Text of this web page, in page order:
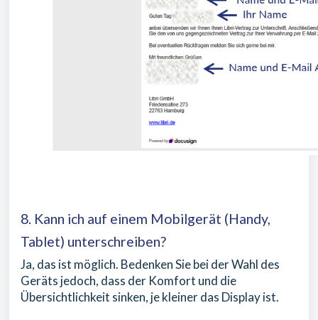
8. Kann ich auf einem Mobilgerät (Handy,
Tablet) unterschreiben?
Ja, das ist möglich. Bedenken Sie bei der Wahl des
Geräts jedoch, dass der Komfort und die
Übersichtlichkeit sinken, je kleiner das Display ist.